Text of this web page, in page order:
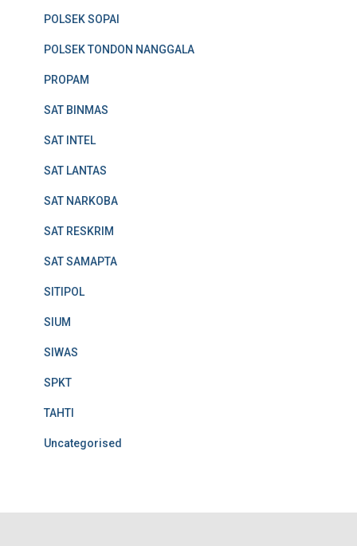
POLSEK SOPAI
POLSEK TONDON NANGGALA
PROPAM
SAT BINMAS
SAT INTEL
SAT LANTAS
SAT NARKOBA
SAT RESKRIM
SAT SAMAPTA
SITIPOL
SIUM
SIWAS
SPKT
TAHTI
Uncategorised